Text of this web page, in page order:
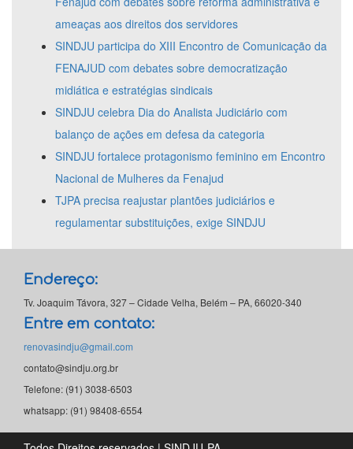
ameaças aos direitos dos servidores
SINDJU participa do XIII Encontro de Comunicação da
FENAJUD com debates sobre democratização
midiática e estratégias sindicais
SINDJU celebra Dia do Analista Judiciário com
balanço de ações em defesa da categoria
SINDJU fortalece protagonismo feminino em Encontro
Nacional de Mulheres da Fenajud
TJPA precisa reajustar plantões judiciários e
regulamentar substituições, exige SINDJU
Endereço:
Tv. Joaquim Távora, 327 – Cidade Velha, Belém – PA, 66020-340
Entre em contato:
renovasindju@gmail.com
contato@sindju.org.br
Telefone: (91) 3038-6503
whatsapp: (91) 98408-6554